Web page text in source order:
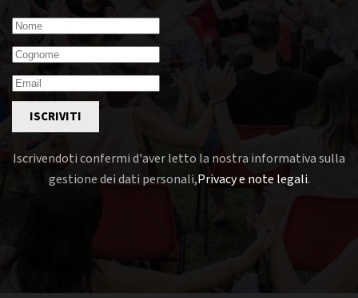
ISCRIVITI
Iscrivendoti confermi d'aver letto la nostra informativa sulla
gestione dei dati personali,Privacy e note legali.